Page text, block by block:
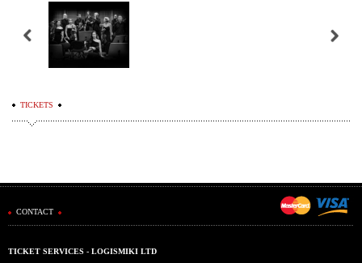
TICKETS
CONTACT
TICKET SERVICES - LOGISMIKI LTD